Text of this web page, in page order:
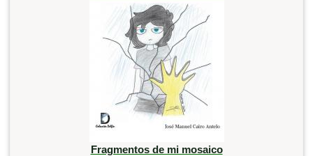
Fragmentos de mi mosaico